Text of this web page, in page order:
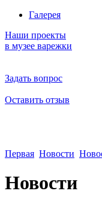
Галерея
Наши проекты
в музее варежки
Задать вопрос
Оставить отзыв
Первая Новости
Новости